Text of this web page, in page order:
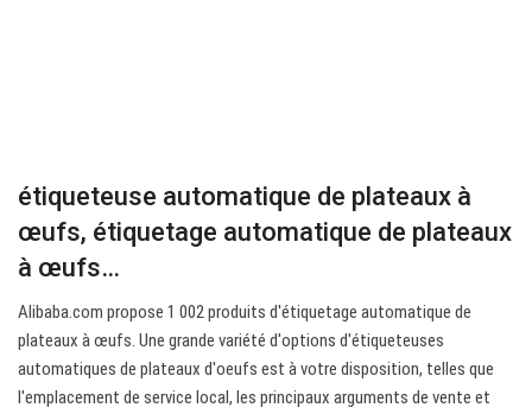
étiqueteuse automatique de plateaux à
œufs, étiquetage automatique de plateaux
à œufs…
Alibaba.com propose 1 002 produits d'étiquetage automatique de
plateaux à œufs. Une grande variété d'options d'étiqueteuses
automatiques de plateaux d'oeufs est à votre disposition, telles que
l'emplacement de service local, les principaux arguments de vente et